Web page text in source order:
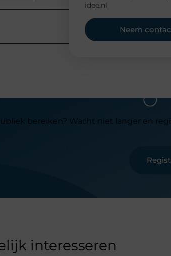
idee.nl
Neem
bereiken? Wacht niet langer en
interesseren